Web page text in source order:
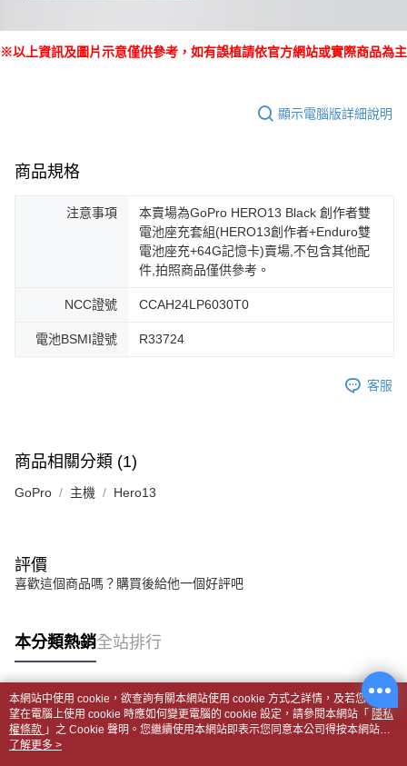
※以上資訊及圖片示意僅供參考，如有誤植請依官方網站或實際商品為主
顯示電腦版詳細說明
商品規格
注意事項
本賣場為GoPro HERO13 Black 創作者雙
電池座充套組(HERO13創作者+Enduro雙
電池座充+64G記憶卡)賣場,不包含其他配
件,拍照商品僅供參考。
NCC證號 CCAH24LP6030T0
電池BSMI證號 R33724
客服
商品相關分類 (1)
GoPro 主機 Hero13
評價
喜歡這個商品嗎？購買後給他一個好評吧
本分類熱銷全站排行
熱門標籤
本網站中使用 cookie，欲查詢有關本網站使用 cookie 方式之詳情，及若您不希
望在電腦上使用 cookie 時應如何變更電腦的 cookie 設定，請參閱本網站「 隱私
權條款 」之 Cookie 聲明。您繼續使用本網站即表示您同意本公司得按本網站使
用條款之 Cookie 聲明使用 cookie。
了解更多 >